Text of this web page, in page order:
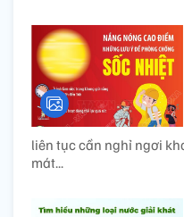
liên tục cần nghỉ ngơi
mát...